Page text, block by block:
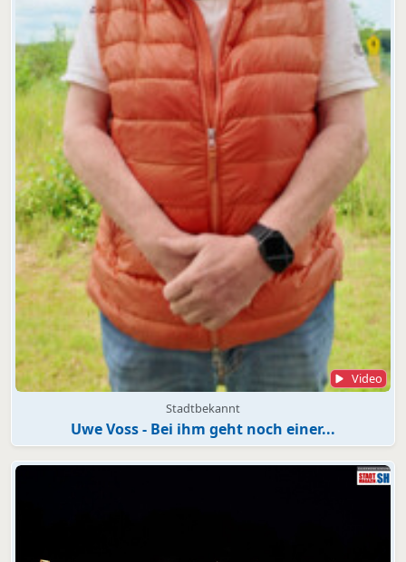
Video
Stadtbekannt
Uwe Voss - Bei ihm geht noch einer...